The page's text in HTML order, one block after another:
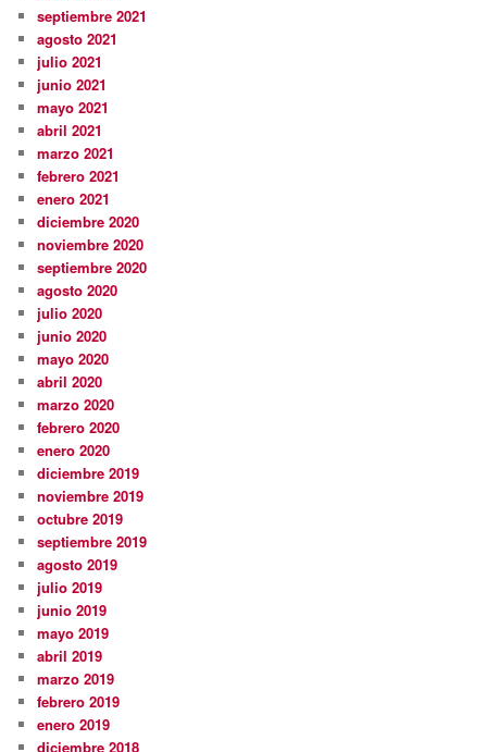
septiembre 2021
agosto 2021
julio 2021
junio 2021
mayo 2021
abril 2021
marzo 2021
febrero 2021
enero 2021
diciembre 2020
noviembre 2020
septiembre 2020
agosto 2020
julio 2020
junio 2020
mayo 2020
abril 2020
marzo 2020
febrero 2020
enero 2020
diciembre 2019
noviembre 2019
octubre 2019
septiembre 2019
agosto 2019
julio 2019
junio 2019
mayo 2019
abril 2019
marzo 2019
febrero 2019
enero 2019
diciembre 2018